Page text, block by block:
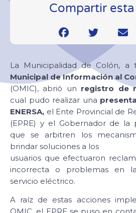
Compartir
La Municipalidad de Colón, a
Municipal de Información al
(OMIC), abrió un registro de
cual pudo realizar una
ENERSA, el Ente Provincial de
(EPRE) y el Gobernador de la
que se arbitren los
brindar soluciones a los
usuarios que efectuaron
incorrecta o problemas en
servicio eléctrico.
A raíz de estas acciones